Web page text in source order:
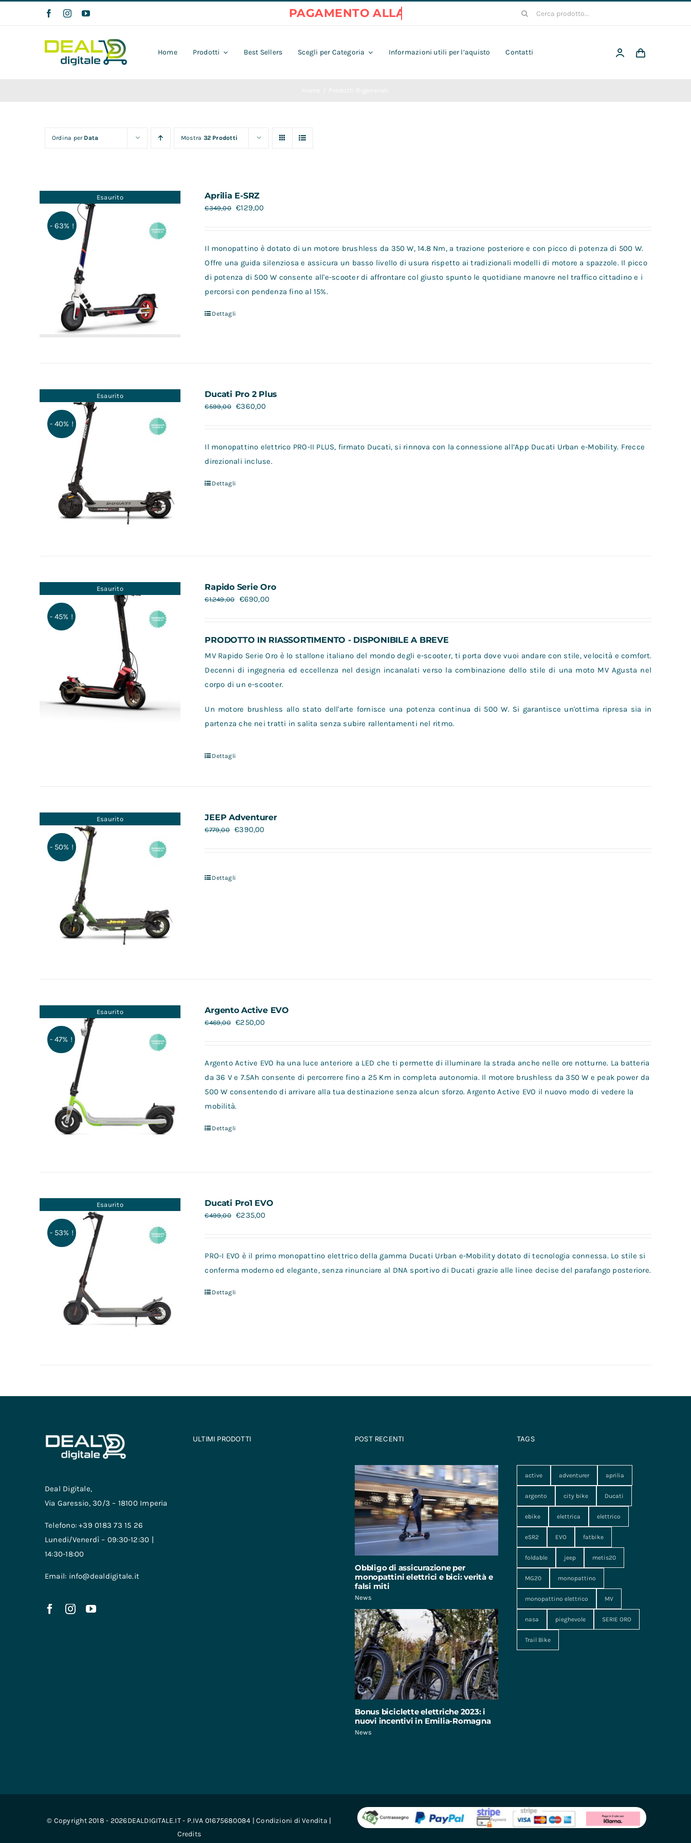
Cerca
Home Prodotti Best Sellers Scegli per Categoria Informazioni utili per l’aquisto Contatti
Ordina per Data Mostra 32 Prodotti
Esaurito
- 63% !
Aprilia E-SRZ
€349,00 €129,00
Il monopattino è dotato di un motore brushless da 350 W, 14.8 Nm, a trazione posteriore e con picco di potenza di 500 W.
Offre una guida silenziosa e assicura un basso livello di usura rispetto ai tradizionali modelli di motore a spazzole. Il picco
di potenza di 500 W consente all'e-scooter di affrontare col giusto spunto le quotidiane manovre nel traffico cittadino e i
percorsi con pendenza fino al 15%.
Dettagli
Esaurito
- 40% !
Ducati Pro 2 Plus
€599,00 €360,00
Il monopattino elettrico PRO-II PLUS, firmato Ducati, si rinnova con la connessione all’App Ducati Urban e-Mobility. Frecce
direzionali incluse.
Dettagli
Esaurito
- 45% !
Rapido Serie Oro
€1.249,00 €690,00
PRODOTTO IN RIASSORTIMENTO - DISPONIBILE A BREVE
MV Rapido Serie Oro è lo stallone italiano del mondo degli e-scooter, ti porta dove vuoi andare con stile, velocità e comfort.
Decenni di ingegneria ed eccellenza nel design incanalati verso la combinazione dello stile di una moto MV Agusta nel
corpo di un e-scooter.
Un motore brushless allo stato dell'arte fornisce una potenza continua di 500 W. Si garantisce un'ottima ripresa sia in
partenza che nei tratti in salita senza subire rallentamenti nel ritmo.
Dettagli
Esaurito
- 50% !
JEEP Adventurer
€779,00 €390,00
Dettagli
Esaurito
- 47% !
Argento Active EVO
€469,00 €250,00
Argento Active EVO ha una luce anteriore a LED che ti permette di illuminare la strada anche nelle ore notturne. La batteria
da 36 V e 7.5Ah consente di percorrere fino a 25 Km in completa autonomia. Il motore brushless da 350 W e peak power da
500 W consentendo di arrivare alla tua destinazione senza alcun sforzo. Argento Active EVO il nuovo modo di vedere la
mobilità.
Dettagli
Esaurito
- 53% !
Ducati Pro1 EVO
€499,00 €235,00
PRO-I EVO è il primo monopattino elettrico della gamma Ducati Urban e-Mobility dotato di tecnologia connessa. Lo stile si
conferma moderno ed elegante, senza rinunciare al DNA sportivo di Ducati grazie alle linee decise del parafango posteriore.
Dettagli
Deal Digitale,
Via Garessio, 30/3 – 18100 Imperia
Telefono: +39 0183 73 15 26
Lunedi/Venerdì – 09:30-12:30 |
14:30-18:00
Email: info@dealdigitale.it
ULTIMI PRODOTTI POST RECENTI
Obbligo di assicurazione per
monopattini elettrici e bici: verità e
falsi miti
News
Bonus biciclette elettriche 2023: i
nuovi incentivi in Emilia-Romagna
News
TAGS
active adventurer aprilia
argento city bike Ducati
ebike elettrica elettrico
eSR2 EVO fatbike
foldable jeep metis20
MG20 monopattino
monopattino elettrico MV
nasa pieghevole SERIE ORO
Trail Bike
© Copyright 2018 - 2026DEALDIGITALE.IT - P.IVA 01675680084 |Condizioni di Vendita |
Credits